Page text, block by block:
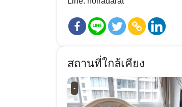
สถานที่ใกล้เคียง
-